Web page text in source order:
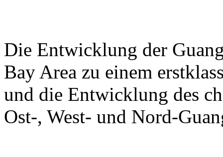
Die Entwicklung der
Bay Area zu einem
und die Entwicklung des
Ost-, West- und Nord-